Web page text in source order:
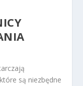
są niezbędne